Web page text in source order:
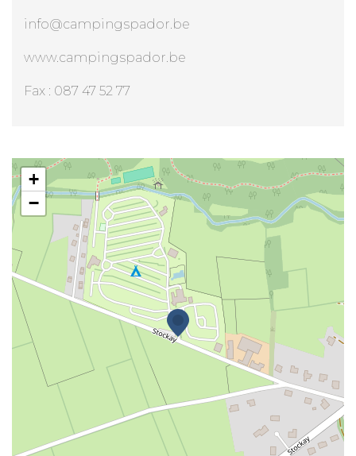
info@campingspador.be
www.campingspador.be
Fax : 087 47 52 77
Spa d’Or
+
−